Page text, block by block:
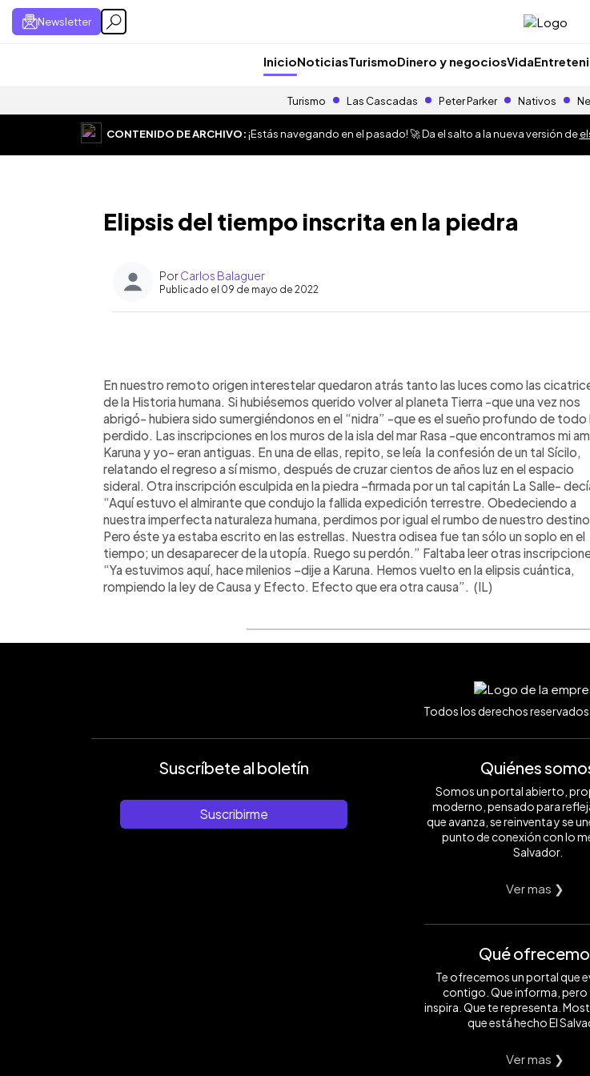
Newsletter
InicioNoticiasTurismoDinero y negociosVida
Turismo Las Cascadas Peter Parker Nativos
CONTENIDO DE ARCHIVO:¡Estás navegando en el pasado! 🚀 Da el salto a la nueva versión de
Elipsis del tiempo inscrita en la piedra
PorCarlos Balaguer
Publicado el 09 de mayo de 2022
Escuchar artículo
En nuestro remoto origen interestelar quedaron atrás tanto las luces como las
de la Historia humana. Si hubiésemos querido volver al planeta Tierra -que una vez nos
abrigó- hubiera sido sumergiéndonos en el “nidra” -que es el sueño profundo de todo
perdido. Las inscripciones en los muros de la isla del mar Rasa -que encontramos mi
Karuna y yo- eran antiguas. En una de ellas, repito, se leía la confesión de un tal Sícilo,
relatando el regreso a sí mismo, después de cruzar cientos de años luz en el espacio
sideral. Otra inscripción esculpida en la piedra –firmada por un tal capitán La Salle-
“Aquí estuvo el almirante que condujo la fallida expedición terrestre. Obedeciendo a
nuestra imperfecta naturaleza humana, perdimos por igual el rumbo de nuestro
Pero éste ya estaba escrito en las estrellas. Nuestra odisea fue tan sólo un soplo en el
tiempo; un desaparecer de la utopía. Ruego su perdón.” Faltaba leer otras
“Ya estuvimos aquí, hace milenios –dije a Karuna. Hemos vuelto en la elipsis cuántica,
rompiendo la ley de Causa y Efecto. Efecto que era otra causa”. (IL)
Todos los derechos
Suscríbete al boletín
Suscribirme
Quiénes
Somos un portal abierto,
moderno, pensado para
que avanza, se reinventa y se
punto de conexión con lo
Salvador.
Ver mas ❯
Qué
Te ofrecemos un portal que
contigo. Que informa, pero
inspira. Que te representa.
que está hecho El
Ver mas ❯